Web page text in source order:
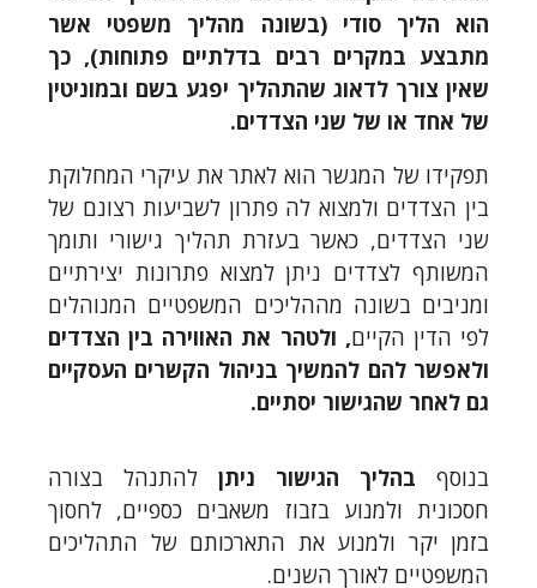
הוא הליך סודי (בשונה מהליך משפטי אשר
מתבצע במקרים רבים בדלתיים פתוחות), כך
שאין צורך לדאוג שהתהליך יפגע בשם ובמוניטין
של אחד או של שני הצדדים.
תפקידו של המגשר הוא לאתר את עיקרי המחלוקת
בין הצדדים ולמצוא לה פתרון לשביעות רצונם של
שני הצדדים, כאשר בעזרת תהליך גישורי ותומך
המשותף לצדדים ניתן למצוא פתרונות יצירתיים
ומניבים בשונה מההליכים המשפטיים המנוהלים
לפי הדין הקיים, ולטהר את האווירה בין הצדדים
ולאפשר להם להמשיך בניהול הקשרים העסקיים
גם לאחר שהגישור יסתיים.
בנוסף בהליך הגישור ניתן להתנהל בצורה
חסכונית ולמנוע בזבוז משאבים כספיים, לחסוך
בזמן יקר ולמנוע את התארכותם של התהליכים
המשפטיים לאורך השנים.